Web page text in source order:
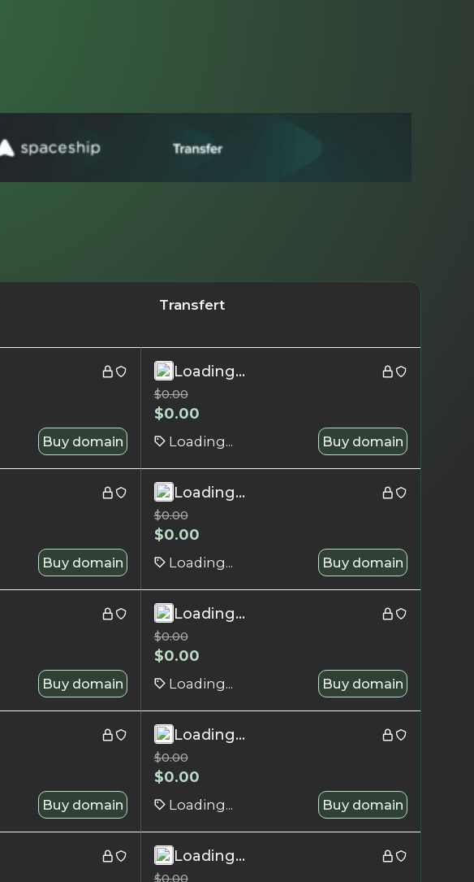
Transfert
Buy domain
Loading...
$0.00
$0.00
Loading... Buy domain
Buy domain
Loading...
$0.00
$0.00
Loading... Buy domain
Buy domain
Loading...
$0.00
$0.00
Loading... Buy domain
Buy domain
Loading...
$0.00
$0.00
Loading... Buy domain
Loading...
$0.00